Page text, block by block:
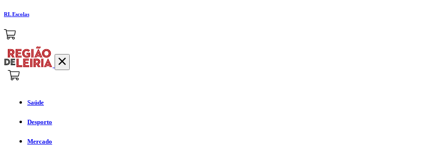
RL Escolas
Saúde
Desporto
Mercado